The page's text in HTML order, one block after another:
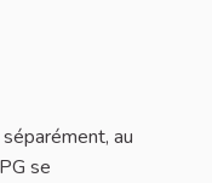
au
se